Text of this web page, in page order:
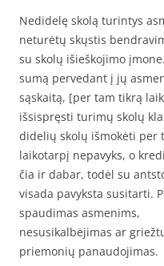
Nedidelę skolą turintys
neturėtų skųstis
su skolų išieškojimo
sumą pervedant į jų
sąskaitą, [per tam tikrą
išsispręsti turimų skolų
didelių skolų išmokėti per
laikotarpį nepavyks, o
čia ir dabar, todėl su
visada pavyksta susitarti.
spaudimas asmenims,
nesusikalbėjimas ar
priemonių panaudojimas.